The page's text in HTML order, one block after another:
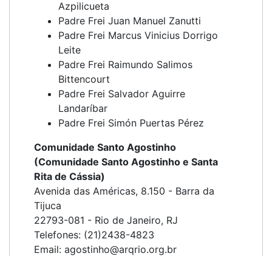
Azpilicueta
Padre Frei Juan Manuel Zanutti
Padre Frei Marcus Vinicius Dorrigo
Leite
Padre Frei Raimundo Salimos
Bittencourt
Padre Frei Salvador Aguirre
Landaríbar
Padre Frei Simón Puertas Pérez
Comunidade Santo Agostinho
(Comunidade Santo Agostinho e Santa
Rita de Cássia)
Avenida das Américas, 8.150 - Barra da
Tijuca
22793-081 - Rio de Janeiro, RJ
Telefones: (21)2438-4823
Email: agostinho@arqrio.org.br